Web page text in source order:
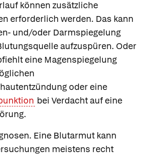
können zusätzliche
erforderlich werden. Das kann
und/oder Darmspiegelung
aufzuspüren. Oder
eine Magenspiegelung
oder eine
bei Verdacht auf eine
Eine Blutarmut kann
meistens recht